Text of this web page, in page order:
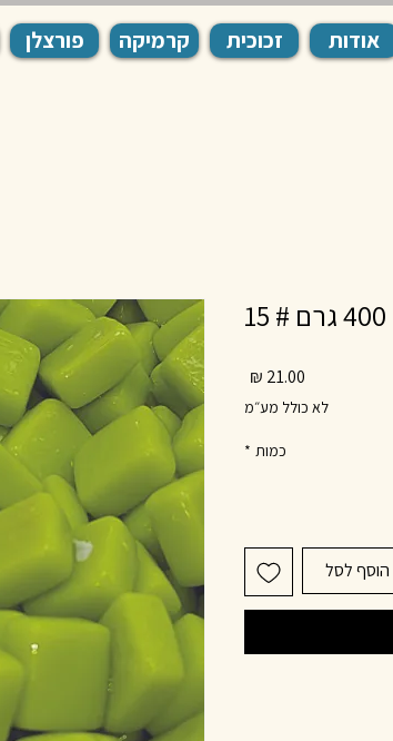
אודות זכוכית קרמיקה פורצלן
לא כולל מע״מ
כמות *
הוסף לסל